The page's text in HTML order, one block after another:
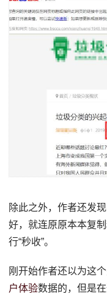
除此之外，作者还发
好，就连原原本本复
行“秒收”。
刚开始作者还以为这
户体验数据的，但是